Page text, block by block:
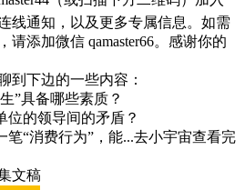
线通知，以及更多专属信息。如需
请添加微信 qamaster66。感谢你的
到下边的一些内容：
”具备哪些素质？
位的领导间的矛盾？
笔“消费行为”，能...去小宇宙查看完
文稿